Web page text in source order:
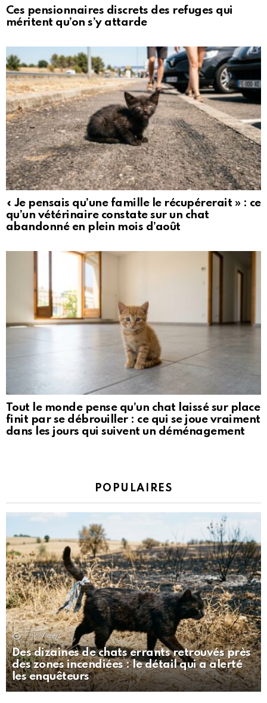
Ces pensionnaires discrets des refuges qui
méritent qu’on s’y attarde
« Je pensais qu’une famille le récupérerait » : ce
qu’un vétérinaire constate sur un chat
abandonné en plein mois d’août
Tout le monde pense qu’un chat laissé sur place
finit par se débrouiller : ce qui se joue vraiment
dans les jours qui suivent un déménagement
POPULAIRES
1.3k Views
Des dizaines de chats errants retrouvés près
des zones incendiées : le détail qui a alerté
les enquêteurs